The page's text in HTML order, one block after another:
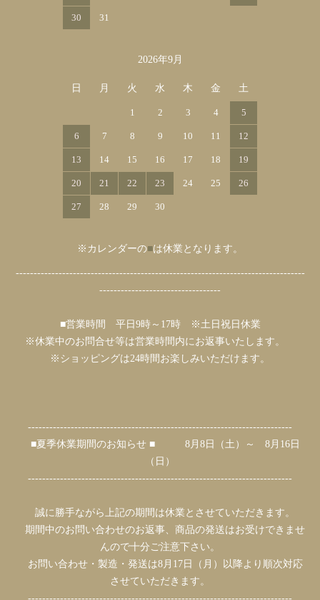
30 31
2026年9月
日 月 火 水 木 金 土
1 2 3 4 5
6 7 8 9 10 11 12
13 14 15 16 17 18 19
20 21 22 23 24 25 26
27 28 29 30
※カレンダーの■は休業となります。
---------------------------------------------------------------------------------
----------------------------------
■営業時間 平日9時～17時 ※土日祝日休業
※休業中のお問合せ等は営業時間内にお返事いたします。
※ショッピングは24時間お楽しみいただけます。
--------------------------------------------------------------------------
■夏季休業期間のお知らせ ■ 8月8日（土）～ 8月16日
（日）
--------------------------------------------------------------------------
誠に勝手ながら上記の期間は休業とさせていただきます。
期間中のお問い合わせのお返事、商品の発送はお受けできませ
んので十分ご注意下さい。
お問い合わせ・製造・発送は8月17日（月）以降より順次対応
させていただきます。